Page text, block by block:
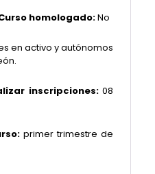
homologado:No
en activo y autónomos
inscripciones: 08
primer trimestre de